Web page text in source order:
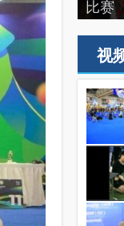
2022
比赛
（
结束
2019
视